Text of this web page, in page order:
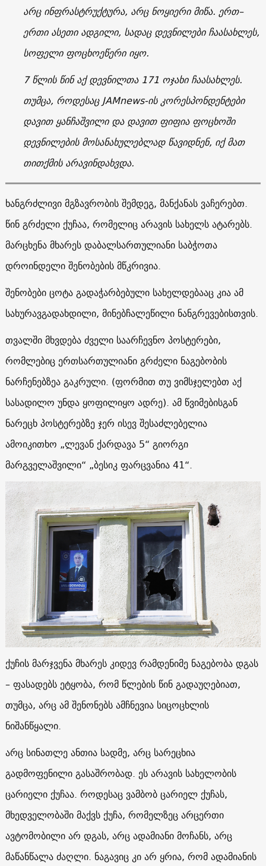
არც ინფრასტრუქტურა, არც ნოყიერი მიწა. ერთ–
ერთი ასეთი ადგილი, სადაც დევნილები ჩაასახლეს,
სოფელი ფოცხოეწერი იყო.
7 წლის წინ აქ დევნილთა 171 ოჯახი ჩაასახლეს.
თუმცა, როდესაც JAMnews-ის კორესპონდენტები
დავით ყანჩაშვილი და დავით ფიფია ფოცხოში
დევნილების მოსანახულებლად წავიდნენ, იქ მათ
თითქმის არავინდახვდა.
ხანგრძლივი მგზავრობის შემდეგ, მანქანას ვაჩერებთ.
წინ გრძელი ქუჩაა, რომელიც არავის სახელს ატარებს.
მარცხენა მხარეს დაბალსართულიანი საბჭოთა
დროინდელი შენობების მწკრივია.
შენობები ცოტა გადაჭარბებული სახელდებააც კია ამ
სახურავგადახდილი, მინებჩალეწილი ნანგრევებისთვის.
თვალში მხვდება ძველი საარჩევნო პოსტერები,
რომლებიც ერთსართულიანი გრძელი ნაგებობის
ნარჩენებზეა გაკრული. (ფორმით თუ ვიმსჯელებთ აქ
სასადილო უნდა ყოფილიყო ადრე). ამ წვიმებისგან
ნარეცხ პოსტერებზე ჯერ ისევ შესაძლებელია
ამოიკითხო „ლევან ქარდავა 5“ გიორგი
მარგველაშვილი“ „ბესიკ ფარცვანია 41“.
ქუჩის მარჯვენა მხარეს კიდევ რამდენიმე ნაგებობა დგას
– ფასადებს ეტყობა, რომ წლების წინ გადაუღებიათ,
თუმცა, არც ამ შენონებს ამჩნევია სიცოცხლის
ნიშანწყალი.
არც სინათლე ანთია სადმე, არც სარეცხია
გადმოფენილი გასაშრობად. ეს არავის სახელობის
ცარიელი ქუჩაა. როდესაც ვამბობ ცარიელ ქუჩას,
მხედველობაში მაქვს ქუჩა, რომელზეც არცერთი
ავტომობილი არ დგას, არც ადამიანი მოჩანს, არც
მაწანწალა ძაღლი. ნაგავიც კი არ ყრია, რომ ადამიანის